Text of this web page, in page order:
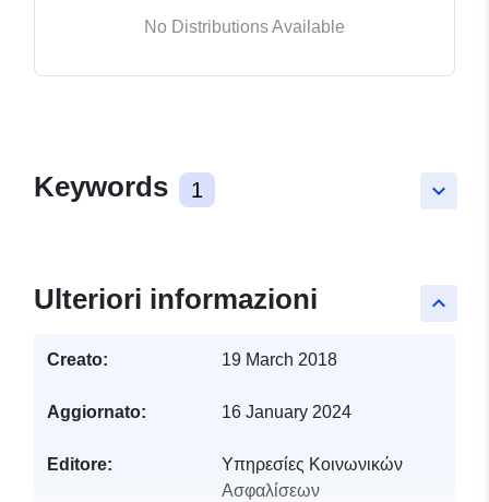
No Distributions Available
keyboard_arrow_down
Keywords 1
keyboard_arrow_up
Ulteriori informazioni
Creato: 19 March 2018
Aggiornato: 16 January 2024
Editore:
Υπηρεσίες Κοινωνικών
Ασφαλίσεων